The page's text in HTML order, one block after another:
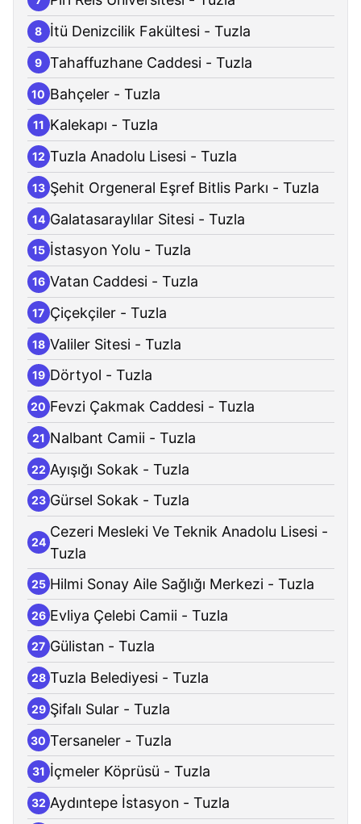
8 İtü Denizcilik Fakültesi - Tuzla
9 Tahaffuzhane Caddesi - Tuzla
10 Bahçeler - Tuzla
11 Kalekapı - Tuzla
12 Tuzla Anadolu Lisesi - Tuzla
13 Şehit Orgeneral Eşref Bitlis Parkı - Tuzla
14 Galatasaraylılar Sitesi - Tuzla
15 İstasyon Yolu - Tuzla
16 Vatan Caddesi - Tuzla
17 Çiçekçiler - Tuzla
18 Valiler Sitesi - Tuzla
19 Dörtyol - Tuzla
20 Fevzi Çakmak Caddesi - Tuzla
21 Nalbant Camii - Tuzla
22 Ayışığı Sokak - Tuzla
23 Gürsel Sokak - Tuzla
24
Cezeri Mesleki Ve Teknik Anadolu Lisesi -
Tuzla
25 Hilmi Sonay Aile Sağlığı Merkezi - Tuzla
26 Evliya Çelebi Camii - Tuzla
27 Gülistan - Tuzla
28 Tuzla Belediyesi - Tuzla
29 Şifalı Sular - Tuzla
30 Tersaneler - Tuzla
31 İçmeler Köprüsü - Tuzla
32 Aydıntepe İstasyon - Tuzla